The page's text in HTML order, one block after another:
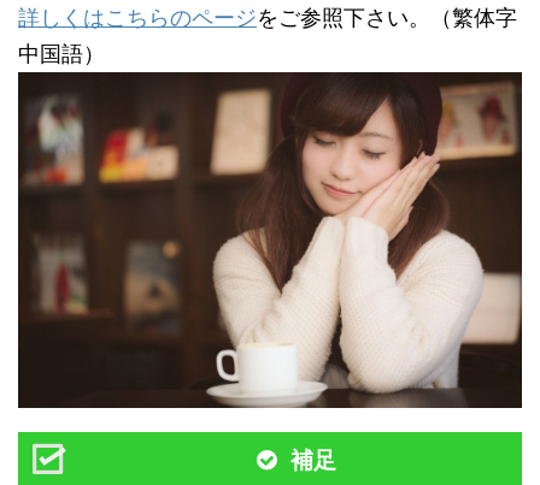
詳しくはこちらのページをご参照下さい。（繁体字
中国語）
補足